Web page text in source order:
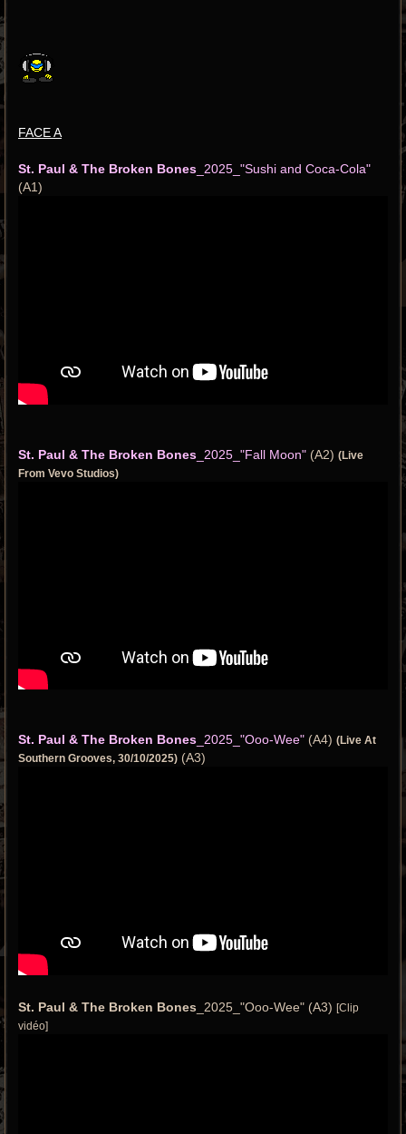
FACE A
St. Paul & The Broken Bones _2025_"Sushi and Coca-Cola"
(A1)
St. Paul & The Broken Bones _2025_"Fall Moon" (A2) (Live
From Vevo Studios)
St. Paul & The Broken Bones _2025_"Ooo-Wee" (A4) (Live At
Southern Grooves, 30/10/2025) (A3)
St. Paul & The Broken Bones _2025_"Ooo-Wee" (A3) [Clip
vidéo]